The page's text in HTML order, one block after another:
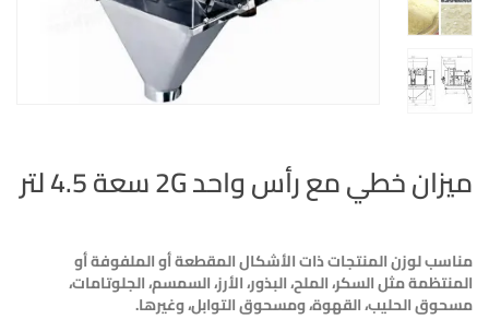
ميزان خطي مع رأس واحد 2G سعة 4.5 لتر
مناسب لوزن المنتجات ذات الأشكال المقطعة أو الملفوفة أو
المنتظمة مثل السكر، الملح، البذور، الأرز، السمسم، الجلوتامات،
مسحوق الحليب، القهوة، ومسحوق التوابل، وغيرها.